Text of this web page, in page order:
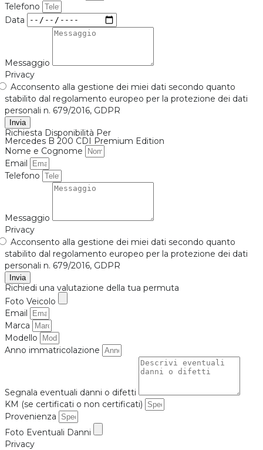
Telefono
Data
Messaggio
Privacy
Acconsento alla gestione dei miei dati secondo quanto
stabilito dal regolamento europeo per la protezione dei dati
personali n. 679/2016, GDPR
Invia
Richiesta Disponibilità Per
Mercedes B 200 CDI Premium Edition
Nome e Cognome
Email
Telefono
Messaggio
Privacy
Acconsento alla gestione dei miei dati secondo quanto
stabilito dal regolamento europeo per la protezione dei dati
personali n. 679/2016, GDPR
Invia
Richiedi una valutazione della tua permuta
Foto Veicolo
Email
Marca
Modello
Anno immatricolazione
Segnala eventuali danni o difetti
KM (se certificati o non certificati)
Provenienza
Foto Eventuali Danni
Privacy